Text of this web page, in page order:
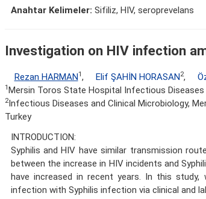
Anahtar Kelimeler: Sifiliz, HIV, seroprevelans
Investigation on HIV infection
Rezan HARMAN1, Elif ŞAHİN HORASAN2,
1Mersin Toros State Hospital Infectious Diseases
2Infectious Diseases and Clinical Microbiology,
Turkey
INTRODUCTION:
Syphilis and HIV have similar transmission
between the increase in HIV incidents and
have increased in recent years. In this
infection with Syphilis infection via clinical and